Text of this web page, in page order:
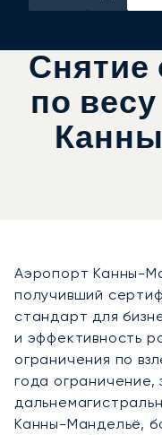
ПОЛУЧИТЬ
Снятие
по
Аэропорт Канны-
получивший
стандарт для
и эффективность
ограничения по
года
Канны-Мандельё,